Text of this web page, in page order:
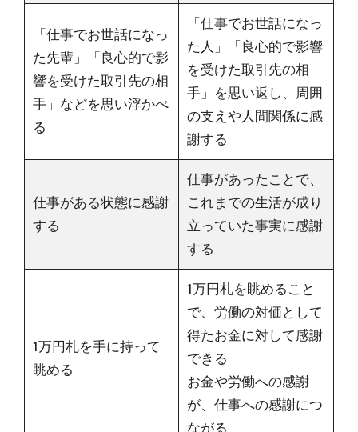
「仕事でお世話になっ
た先輩」「良心的で影
響を受けた取引先の相
手」などを思い浮かべ
る
「仕事でお世話になっ
た人」「良心的で影響
を受けた取引先の相
手」を思い返し、周囲
の支えや人間関係に感
謝する
仕事がある状態に感謝
する
仕事があったことで、
これまでの生活が成り
立っていた事実に感謝
する
1万円札を手に持って
眺める
1万円札を眺めること
で、労働の対価として
得たお金に対して感謝
できる
お金や労働への感謝
が、仕事への感謝につ
ながる